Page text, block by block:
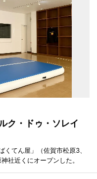
ク・ドゥ・ソレイ
てん屋」（佐賀市松原3、
社近くにオープンした。